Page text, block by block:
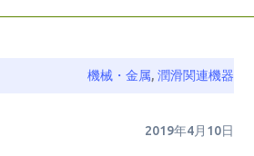
機械・金属, 潤滑関連機器
2019年4月10日